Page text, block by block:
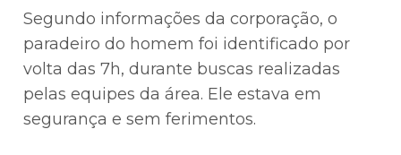
Segundo informações da corporação, o
paradeiro do homem foi identificado por
volta das 7h, durante buscas realizadas
pelas equipes da área. Ele estava em
segurança e sem ferimentos.